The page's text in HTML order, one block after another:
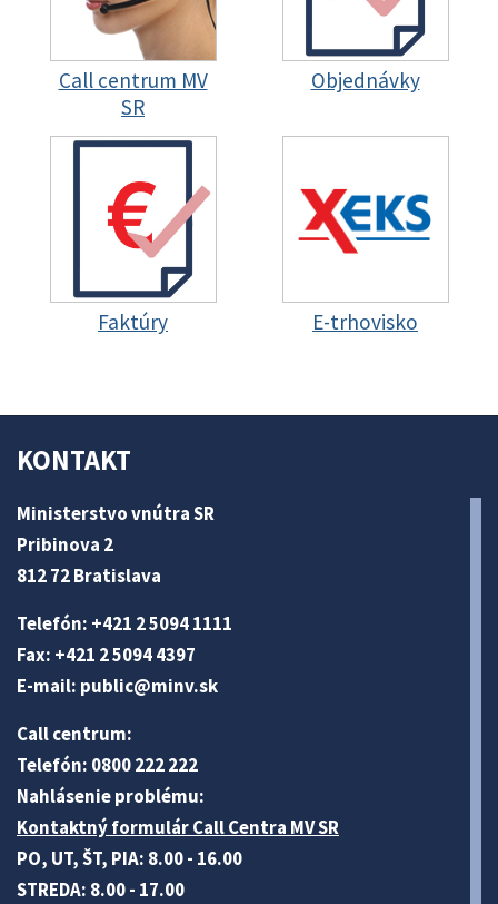
Call centrum MV
SR
Objednávky
Faktúry E-trhovisko
KONTAKT
Ministerstvo vnútra SR
Pribinova 2
812 72 Bratislava
Telefón: +421 2 5094 1111
Fax: +421 2 5094 4397
E-mail: public@minv.sk
Call centrum:
Telefón: 0800 222 222
Nahlásenie problému:
Kontaktný formulár Call Centra MV SR
PO, UT, ŠT, PIA: 8.00 - 16.00
STREDA: 8.00 - 17.00